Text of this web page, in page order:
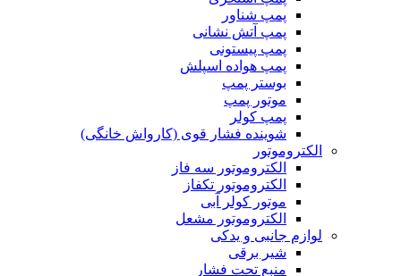
پمپ شناور
پمپ آتش نشانی
پمپ پیستونی
پمپ هواده اسپلش
بوستر پمپ
موتور پمپ
پمپ کولر
شوینده فشار قوی (کارواش خانگی)
الکتروموتور
الکتروموتور سه فاز
الکتروموتور تکفاز
موتور کولر آبی
الکتروموتور مشعل
لوازم جانبی و یدکی
شیر برقی
منبع تحت فشار